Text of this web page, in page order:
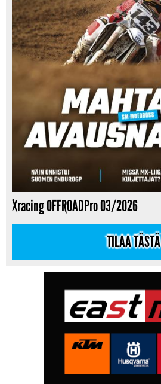
Xracing OFFROADPro 03/2026
TILAA TÄSTÄ